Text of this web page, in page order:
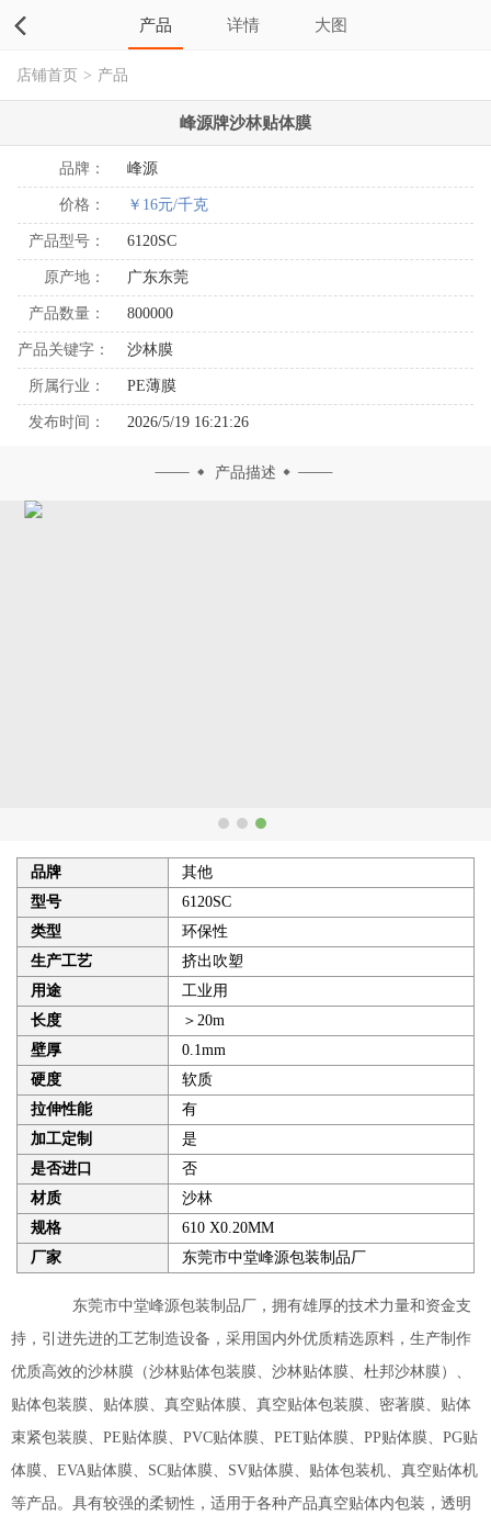
产品 详情 大图
店铺首页 > 产品
峰源牌沙林贴体膜
品牌： 峰源
价格： ￥16元/千克
产品型号： 6120SC
原产地： 广东东莞
产品数量： 800000
产品关键字： 沙林膜
所属行业： PE薄膜
发布时间： 2026/5/19 16:21:26
产品描述
品牌
其他
型号
6120SC
类型
环保性
生产工艺
挤出吹塑
用途
工业用
长度
＞20m
壁厚
0.1mm
硬度
软质
拉伸性能
有
加工定制
是
是否进口
否
材质
沙林
规格
610 X0.20MM
厂家
东莞市中堂峰源包装制品厂
东莞市中堂峰源包装制品厂，拥有雄厚的技术力量和资金支
持，引进先进的工艺制造设备，采用国内外优质精选原料，生产制作
优质高效的沙林膜（沙林贴体包装膜、沙林贴体膜、杜邦沙林膜）、
贴体包装膜、贴体膜、真空贴体膜、真空贴体包装膜、密著膜、贴体
束紧包装膜、PE贴体膜、PVC贴体膜、PET贴体膜、PP贴体膜、PG贴
体膜、EVA贴体膜、SC贴体膜、SV贴体膜、贴体包装机、真空贴体机
等产品。具有较强的柔韧性，适用于各种产品真空贴体内包装，透明